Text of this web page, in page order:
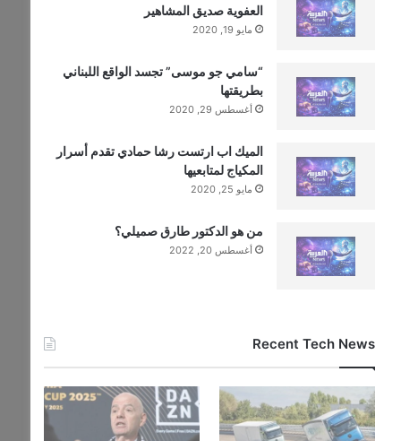
العفوية صديق المشاهير
مايو 19, 2020
“سامي جو موسى” تجسد الواقع اللبناني
بطريقتها
أغسطس 29, 2020
الميك اب ارتست رشا حمادي تقدم أسرار
المكياج لمتابعيها
مايو 25, 2020
من هو الدكتور طارق صميلي؟
أغسطس 20, 2022
Recent Tech News